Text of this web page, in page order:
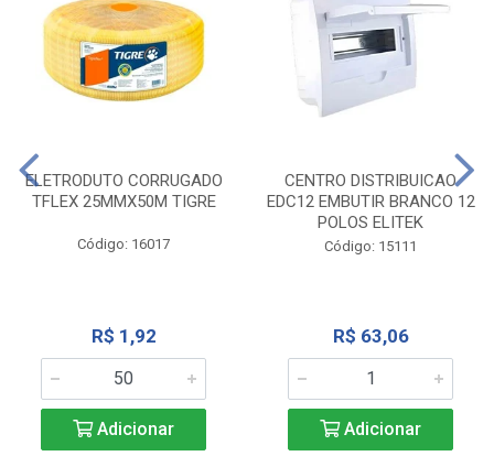
ELETRODUTO CORRUGADO
TFLEX 25MMX50M TIGRE
Código: 16017
R$ 1,92
Adicionar
CENTRO DISTRIBUICAO
EDC12 EMBUTIR BRANCO 12
POLOS ELITEK
Código: 15111
R$ 63,06
Adicionar